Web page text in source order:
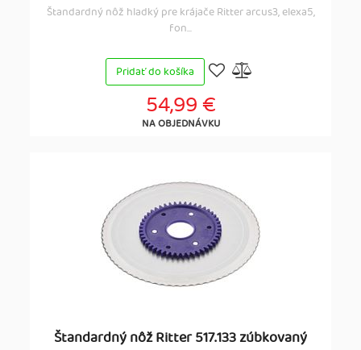
Štandardný nôž hladký pre krájače Ritter arcus3, elexa5,
fon...
Pridať do košíka
54,99 €
NA OBJEDNÁVKU
Štandardný nôž Ritter 517.133 zúbkovaný